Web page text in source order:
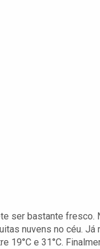
ser bastante
nuvens no céu.
19°C e 31°C.